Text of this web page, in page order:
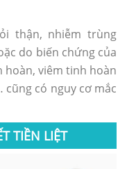
thận, nhiễm trùng
do biến chứng của
hoàn, viêm tinh hoàn
có nguy cơ mắc
TIỀN LIỆT